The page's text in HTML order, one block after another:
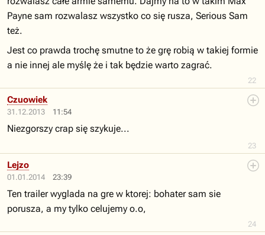
22
Payne sam rozwalasz wszystko co się rusza, Serious Sam
też.
Jest co prawda trochę smutne to że grę robią w takiej formie
a nie innej ale myślę że i tak będzie warto zagrać.
31.12.2013 11:54
23
Czuowiek
Niezgorszy crap się szykuje...
01.01.2014 23:39
24
Lejzo
Ten trailer wyglada na gre w ktorej: bohater sam sie
porusza, a my tylko celujemy o.o,